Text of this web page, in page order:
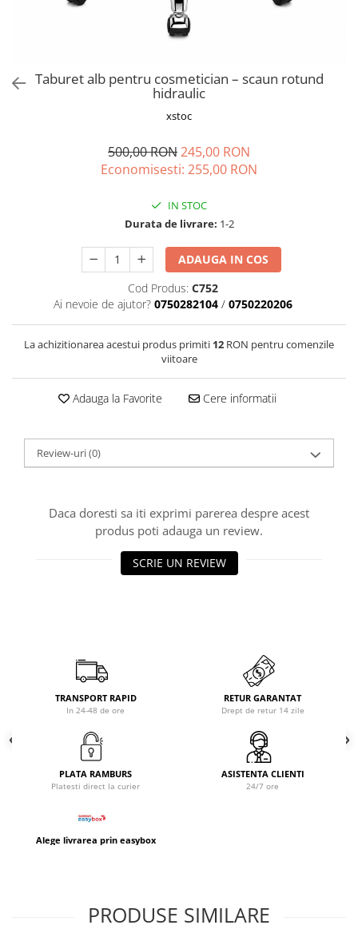
Vapozoane
Masa manichiura
Taburet alb pentru cosmetician – scaun rotund
hidraulic
xstoc
500,00 RON245,00 RON
Economisesti: 255,00 RON
IN STOC
Durata de livrare: 1-2
ADAUGA IN COS
Cod Produs: C752
Ai nevoie de ajutor? 0750282104 / 0750220206
La achizitionarea acestui produs primiti 12 RON pentru comenzile
viitoare
Adauga la Favorite Cere informatii
Review-uri(0)
Daca doresti sa iti exprimi parerea despre acest
produs poti adauga un review.
SCRIE UN REVIEW
TRANSPORT RAPID
In 24-48 de ore
RETUR GARANTAT
Drept de retur 14 zile
PLATA RAMBURS
Platesti direct la curier
ASISTENTA CLIENTI
24/7 ore
Alege livrarea prin easybox
PRODUSE SIMILARE